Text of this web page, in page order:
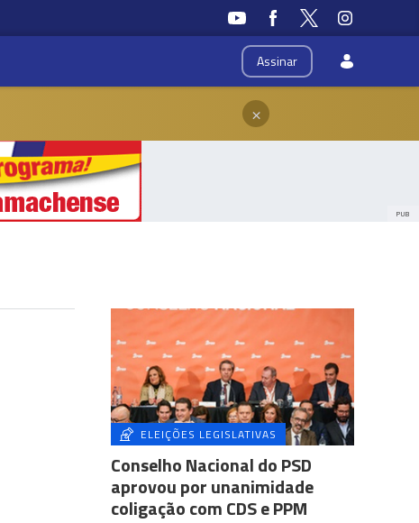
Assinar
×
PUB
ELEIÇÕES LEGISLATIVAS
Conselho Nacional do PSD
aprovou por unanimidade
coligação com CDS e PPM